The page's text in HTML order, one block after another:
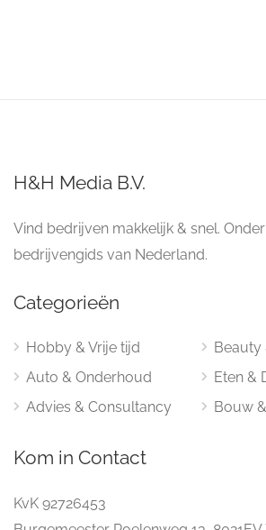
H&H Media B.V.
Vind bedrijven makkelijk & snel.
bedrijvengids van Nederland.
Categorieën
Hobby & Vrije tijd
Auto & Onderhoud
Advies & Consultancy
Beauty
Eten &
Bouw
Kom in Contact
KvK 92726453